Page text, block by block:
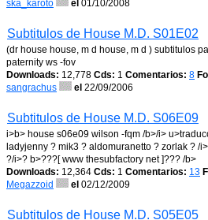
ska_karoto
el 01/10/2008
Subtitulos de House M.D. S01E02
(dr house house, m d house, m d ) subtitulos
paternity ws -fov
Downloads: 12,778 Cds: 1 Comentarios: 8
sangrachus
el 22/09/2006
Subtitulos de House M.D. S06E09
i>b> house s06e09 wilson -fqm /b>/i>
ladyjenny ? mik3 ? aldomuranetto ? zorlak ? /
?/i>? b>???[ www thesubfactory net ]??? /b>
Downloads: 12,364 Cds: 1 Comentarios: 13
Megazzoid
el 02/12/2009
Subtitulos de House M.D. S05E05